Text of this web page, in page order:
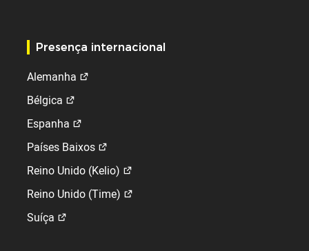
Presença internacional
Alemanha
Bélgica
Espanha
Países Baixos
Reino Unido (Kelio)
Reino Unido (Time)
Suíça